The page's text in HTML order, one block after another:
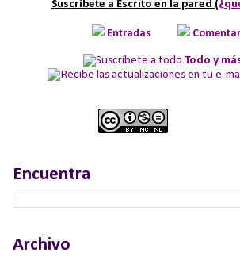
Suscríbete a Escrito en la pared (
Entradas
Todo y
Encuentra
Archivo